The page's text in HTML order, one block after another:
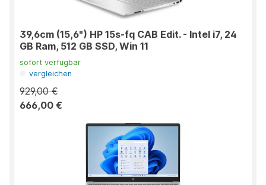
39,6cm (15,6") HP 15s-fq CAB Edit. - Intel i7, 24
GB Ram, 512 GB SSD, Win 11
sofort verfügbar
vergleichen
929,00 €
666,00 €